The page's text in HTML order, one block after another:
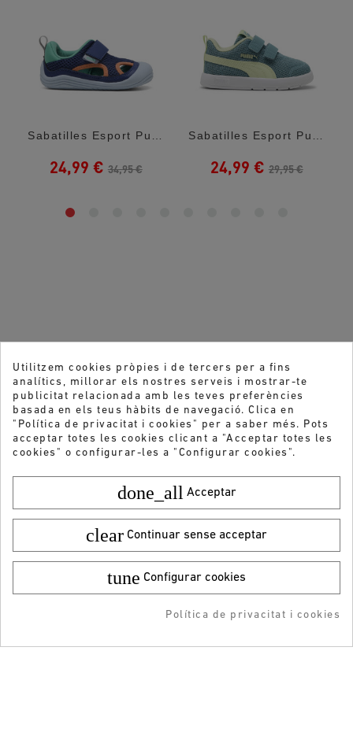
Talla: 29
AFEGIR A LA COMPRA
RESERVAR
24,99 € 34,95 € 24,99 € 29,95 €
-5% DTO + Envío Gratis
Utilitzem cookies pròpies i de tercers per a fins
analítics, millorar els nostres serveis i mostrar-te
publicitat relacionada amb les teves preferències
basada en els teus hàbits de navegació. Clica en
"Política de privacitat i cookies" per a saber més. Pots
acceptar totes les cookies clicant a "Acceptar totes les
cookies" o configurar-les a "Configurar cookies".
done_all Acceptar
clear Continuar sense acceptar
tune Configurar cookies
Política de privacitat i cookies